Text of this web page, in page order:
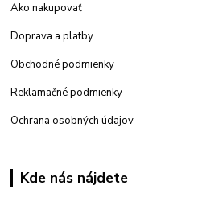
Ako nakupovať
Doprava a platby
Obchodné podmienky
Reklamačné podmienky
Ochrana osobných údajov
Kde nás nájdete